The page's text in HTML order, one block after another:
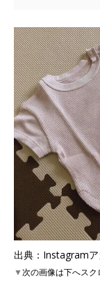
出典：Instagramア
▼次の画像は下へス